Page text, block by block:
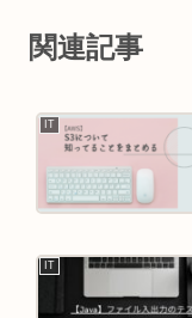
関連記事
IT
IT